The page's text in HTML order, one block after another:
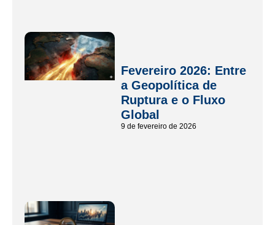
Fevereiro 2026: Entre
a Geopolítica de
Ruptura e o Fluxo
Global
9 de fevereiro de 2026